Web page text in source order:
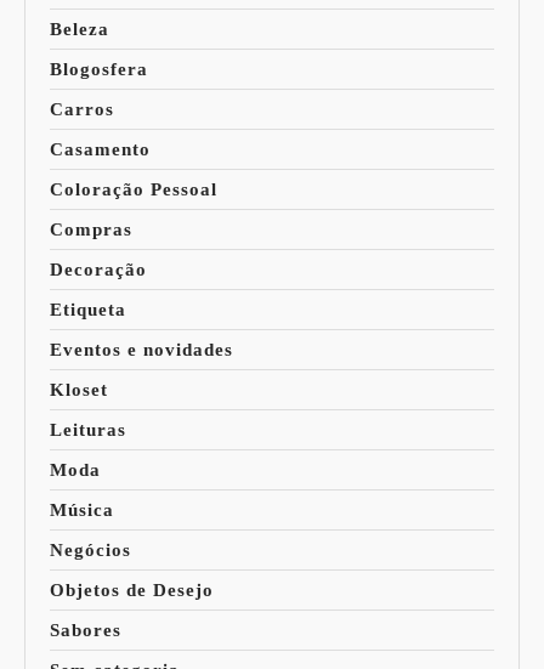
Beleza
Blogosfera
Carros
Casamento
Coloração Pessoal
Compras
Decoração
Etiqueta
Eventos e novidades
Kloset
Leituras
Moda
Música
Negócios
Objetos de Desejo
Sabores